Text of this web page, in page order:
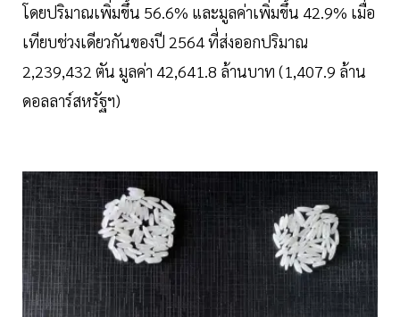
โดยปริมาณเพิ่มขึ้น 56.6% และมูลค่าเพิ่มขึ้น 42.9% เมื่อ
เทียบช่วงเดียวกันของปี 2564 ที่ส่งออกปริมาณ
2,239,432 ตัน มูลค่า 42,641.8 ล้านบาท (1,407.9 ล้าน
ดอลลาร์สหรัฐฯ)